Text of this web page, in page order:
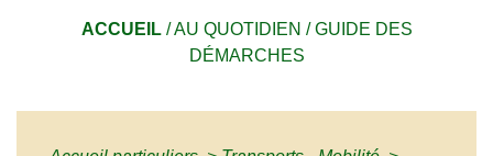
ACCUEIL/AU QUOTIDIEN /GUIDE DES
DÉMARCHES